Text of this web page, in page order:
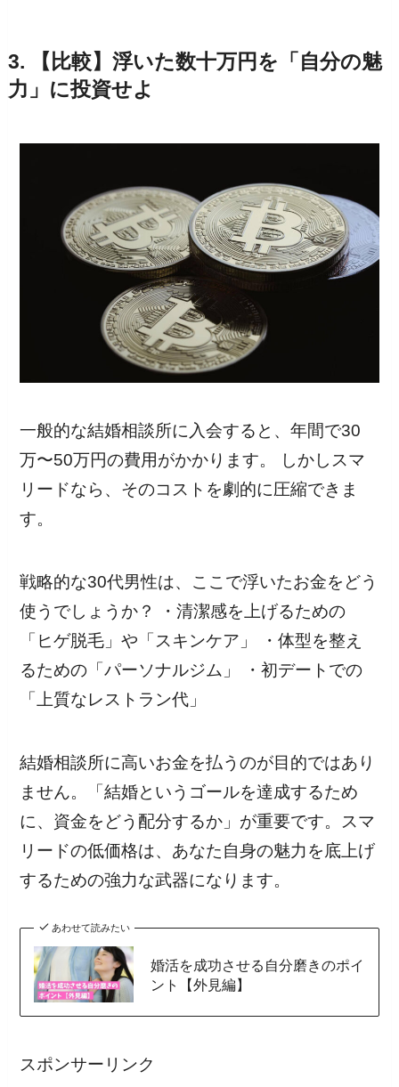
3. 【比較】浮いた数十万円を「自分の魅
力」に投資せよ
一般的な結婚相談所に入会すると、年間で30
万〜50万円の費用がかかります。 しかしスマ
リードなら、そのコストを劇的に圧縮できま
す。
戦略的な30代男性は、ここで浮いたお金をどう
使うでしょうか？ ・清潔感を上げるための
「ヒゲ脱毛」や「スキンケア」 ・体型を整え
るための「パーソナルジム」 ・初デートでの
「上質なレストラン代」
結婚相談所に高いお金を払うのが目的ではあり
ません。「結婚というゴールを達成するため
に、資金をどう配分するか」が重要です。スマ
リードの低価格は、あなた自身の魅力を底上げ
するための強力な武器になります。
あわせて読みたい
婚活を成功させる自分磨きのポイ
ント【外見編】
スポンサーリンク